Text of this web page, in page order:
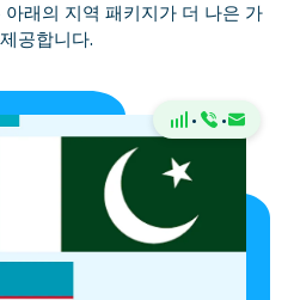
래의 지역 패키지가 더 나은 가
공합니다.
· ·